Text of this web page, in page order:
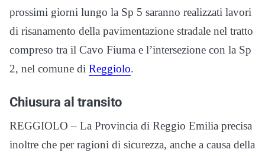
prossimi giorni lungo la Sp 5 saranno realizzati lavori
di risanamento della pavimentazione stradale nel tratto
compreso tra il Cavo Fiuma e l’intersezione con la Sp
2, nel comune di Reggiolo.
Chiusura al transito
REGGIOLO – La Provincia di Reggio Emilia precisa
inoltre che per ragioni di sicurezza, anche a causa della